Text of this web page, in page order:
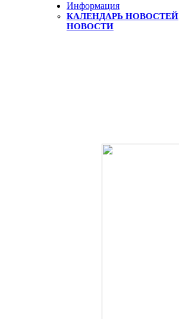
Информация
КАЛЕНДАРЬ НОВОСТЕЙ
НОВОСТИ